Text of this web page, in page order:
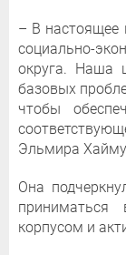
– В настоящее
социально-
округа. Наша
базовых
чтобы
Эльмира
Она
приниматься
корпусом и